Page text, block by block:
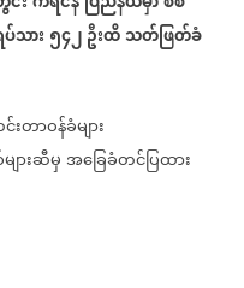
သား ၅၄၂ဦးထိသတ်ဖြတ်ခံ
ာဝန်ခံများ
ားဆီမှအခြေခံတင်ပြထား